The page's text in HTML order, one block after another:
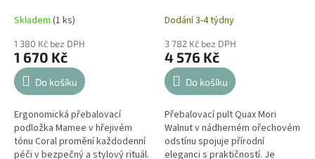
Skladem (1 ks)
1 380 Kč bez DPH
1 670 Kč
Do košíku
Ergonomická přebalovací
podložka Mamee v hřejivém
tónu Coral promění každodenní
péči v bezpečný a stylový rituál.
Dodání 3-4 týdny
3 782 Kč bez DPH
4 576 Kč
Do košíku
Přebalovací pult Quax Mori
Walnut v nádherném ořechovém
odstínu spojuje přírodní
eleganci s praktičností. Je